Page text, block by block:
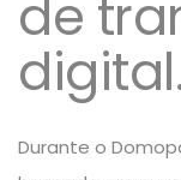
de
Durante o